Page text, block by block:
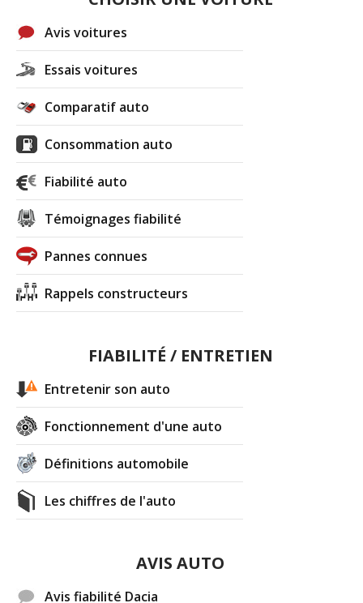
Avis voitures
Essais voitures
Comparatif auto
Consommation auto
Fiabilité auto
Témoignages fiabilité
Pannes connues
Rappels constructeurs
FIABILITÉ / ENTRETIEN
Entretenir son auto
Fonctionnement d'une auto
Définitions automobile
Les chiffres de l'auto
AVIS AUTO
Avis fiabilité Dacia